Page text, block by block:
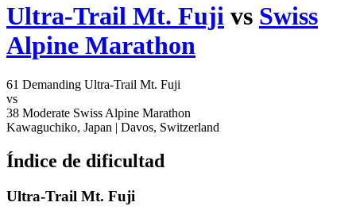
Ultra-Trail Mt. Fuji vs Swiss
Alpine Marathon
61 Demanding Ultra-Trail Mt. Fuji
vs
38 Moderate Swiss Alpine Marathon
Kawaguchiko, Japan | Davos, Switzerland
Índice de dificultad
Ultra-Trail Mt. Fuji